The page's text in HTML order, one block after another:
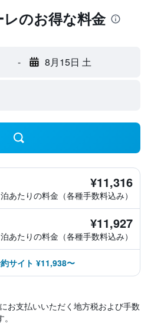
のお得な料金
- 8月15日 土
¥11,316
あたりの料金（各種手数料込み）
¥11,927
あたりの料金（各種手数料込み）
サイト ¥11,938〜
お支払いいただく地方税および手数